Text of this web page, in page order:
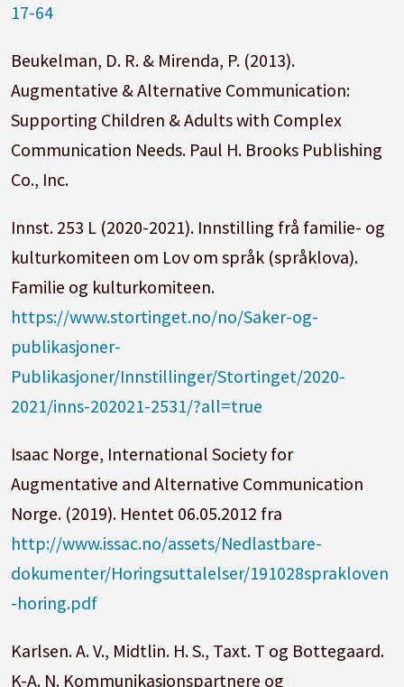
17-64
Beukelman, D. R. & Mirenda, P. (2013).
Augmentative & Alternative Communication:
Supporting Children & Adults with Complex
Communication Needs. Paul H. Brooks Publishing
Co., Inc.
Innst. 253 L (2020-2021). Innstilling frå familie- og
kulturkomiteen om Lov om språk (språklova).
Familie og kulturkomiteen.
https://www.stortinget.no/no/Saker-og-
publikasjoner-
Publikasjoner/Innstillinger/Stortinget/2020-
2021/inns-202021-2531/?all=true
Isaac Norge, International Society for
Augmentative and Alternative Communication
Norge. (2019). Hentet 06.05.2012 fra
http://www.issac.no/assets/Nedlastbare-
dokumenter/Horingsuttalelser/191028sprakloven
-horing.pdf
Karlsen. A. V., Midtlin. H. S., Taxt. T og Bottegaard.
K-A. N. Kommunikasjonspartnere og